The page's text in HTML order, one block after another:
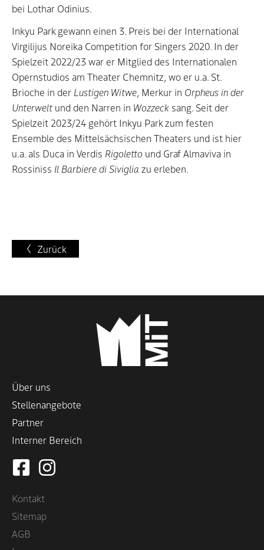
bei Lothar Odinius.
Inkyu Park gewann einen 3. Preis bei der International
Virgilijus Noreika Competition for Singers 2020. In der
Spielzeit 2022/23 war er Mitglied des Internationalen
Opernstudios am Theater Chemnitz, wo er u.a. St.
Brioche in der Lustigen Witwe, Merkur in Orpheus in der
Unterwelt und den Narren in Wozzeck sang. Seit der
Spielzeit 2023/24 gehört Inkyu Park zum festen
Ensemble des Mittelsächsischen Theaters und ist hier
u.a. als Duca in Verdis Rigoletto und Graf Almaviva in
Rossiniss Il Barbiere di Siviglia zu erleben.
Zurück
Über uns
Stellenangebote
Partner
Interner Bereich
Kontakt
Sitemap
AGB